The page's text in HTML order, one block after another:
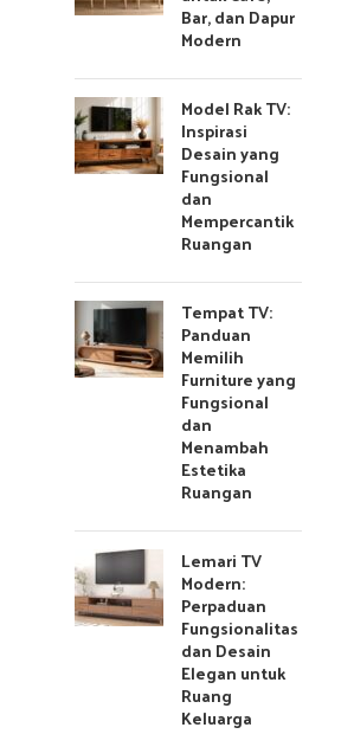
Bar, dan Dapur
Modern
Model Rak TV:
Inspirasi
Desain yang
Fungsional
dan
Mempercantik
Ruangan
Tempat TV:
Panduan
Memilih
Furniture yang
Fungsional
dan
Menambah
Estetika
Ruangan
Lemari TV
Modern:
Perpaduan
Fungsionalitas
dan Desain
Elegan untuk
Ruang
Keluarga